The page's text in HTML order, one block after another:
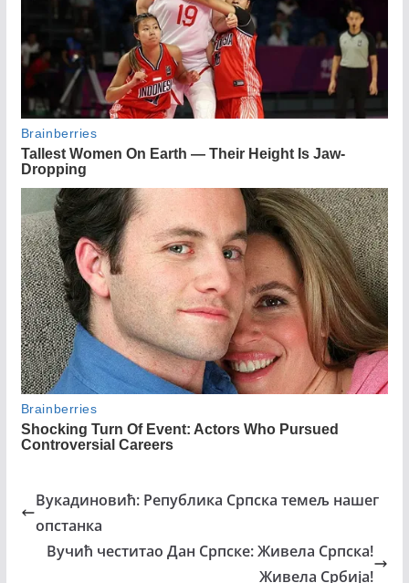
Вукадиновић: Република Српска темељ нашег
опстанка
Вучић честитао Дан Српске: Живела Српска!
Живела Србија!